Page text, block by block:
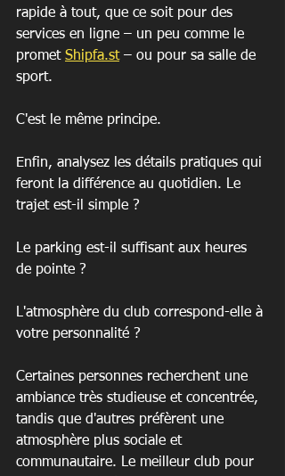
rapide à tout, que ce soit pour des
services en ligne – un peu comme le
promet Shipfa.st – ou pour sa salle de
sport.
C'est le même principe.
Enfin, analysez les détails pratiques qui
feront la différence au quotidien. Le
trajet est-il simple ?
Le parking est-il suffisant aux heures
de pointe ?
L'atmosphère du club correspond-elle à
votre personnalité ?
Certaines personnes recherchent une
ambiance très studieuse et concentrée,
tandis que d'autres préfèrent une
atmosphère plus sociale et
communautaire. Le meilleur club pour